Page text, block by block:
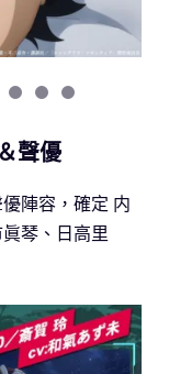
聲優
陣容，確定 内
琴、日高里